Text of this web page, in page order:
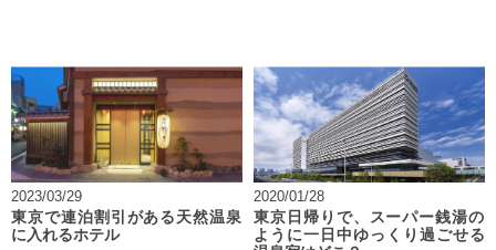
2023/03/29
東京で連泊割引がある天然温泉
に入れるホテル
2020/01/28
東京日帰りで、スーパー銭湯の
ように一日中ゆっくり過ごせる